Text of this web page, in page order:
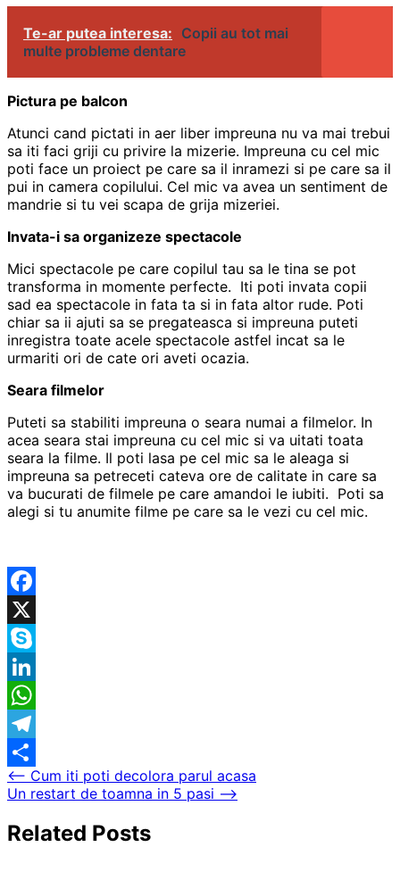
Te-ar putea interesa: Copii au tot mai
multe probleme dentare
Pictura pe balcon
Atunci cand pictati in aer liber impreuna nu va mai trebui
sa iti faci griji cu privire la mizerie. Impreuna cu cel mic
poti face un proiect pe care sa il inramezi si pe care sa il
pui in camera copilului. Cel mic va avea un sentiment de
mandrie si tu vei scapa de grija mizeriei.
Invata-i sa organizeze spectacole
Mici spectacole pe care copilul tau sa le tina se pot
transforma in momente perfecte. Iti poti invata copii
sad ea spectacole in fata ta si in fata altor rude. Poti
chiar sa ii ajuti sa se pregateasca si impreuna puteti
inregistra toate acele spectacole astfel incat sa le
urmariti ori de cate ori aveti ocazia.
Seara filmelor
Puteti sa stabiliti impreuna o seara numai a filmelor. In
acea seara stai impreuna cu cel mic si va uitati toata
seara la filme. Il poti lasa pe cel mic sa le aleaga si
impreuna sa petreceti cateva ore de calitate in care sa
va bucurati de filmele pe care amandoi le iubiti. Poti sa
alegi si tu anumite filme pe care sa le vezi cu cel mic.
Facebook
X
Skype
LinkedIn
WhatsApp
Telegram
Partajează
Navigare
în
articole
⟵ Cum iti poti decolora parul acasa
Un restart de toamna in 5 pasi ⟶
Related Posts